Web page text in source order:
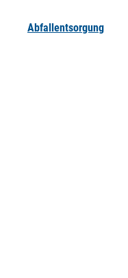
Abfallentsorgung